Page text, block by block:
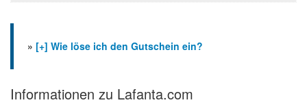
» [+] Wie löse ich den Gutschein ein?
Informationen zu Lafanta.com